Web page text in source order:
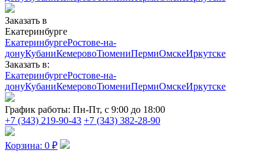
Заказать в
Екатеринбурге
ЕкатеринбургеРостове-на-
донуКубаниКемеровоТюмениПермиОмскеИркутске
Заказать в:
ЕкатеринбургеРостове-на-
донуКубаниКемеровоТюмениПермиОмскеИркутске
График работы: Пн-Пт, с 9:00 до 18:00
+7 (343) 219-90-43 +7 (343) 382-28-90
Корзина: 0 ₽